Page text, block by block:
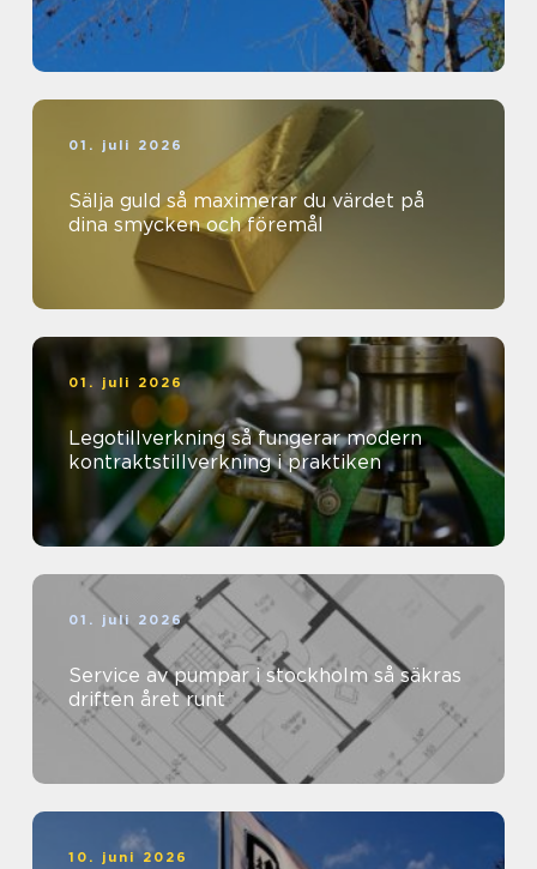
01. juli 2026
Sälja guld så maximerar du värdet på
dina smycken och föremål
01. juli 2026
Legotillverkning så fungerar modern
kontraktstillverkning i praktiken
01. juli 2026
Service av pumpar i stockholm så säkras
driften året runt
10. juni 2026